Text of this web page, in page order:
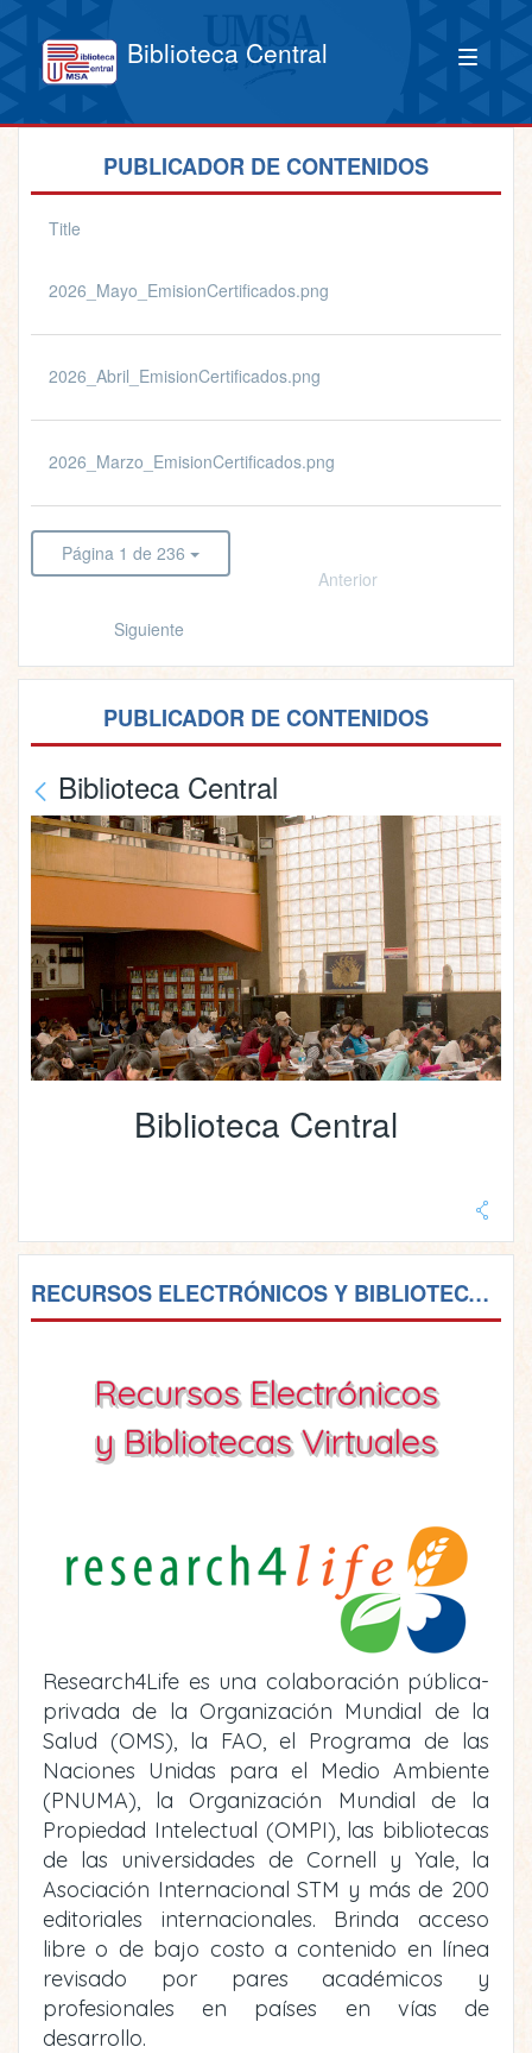
Biblioteca Central
PUBLICADOR DE CONTENIDOS
Title
2026_Mayo_EmisionCertificados.png
2026_Abril_EmisionCertificados.png
2026_Marzo_EmisionCertificados.png
Página 1 de 236
Anterior
Siguiente
PUBLICADOR DE CONTENIDOS
Biblioteca Central
Biblioteca Central
RECURSOS ELECTRÓNICOS Y BIBLIOTECAS VIRTUALES
Recursos Electrónicos
y Bibliotecas Virtuales
Research4Life es una colaboración pública-
privada de la Organización Mundial de la
Salud (OMS), la FAO, el Programa de las
Naciones Unidas para el Medio Ambiente
(PNUMA), la Organización Mundial de la
Propiedad Intelectual (OMPI), las bibliotecas
de las universidades de Cornell y Yale, la
Asociación Internacional STM y más de 200
editoriales internacionales. Brinda acceso
libre o de bajo costo a contenido en línea
revisado por pares académicos y
profesionales en países en vías de
desarrollo.